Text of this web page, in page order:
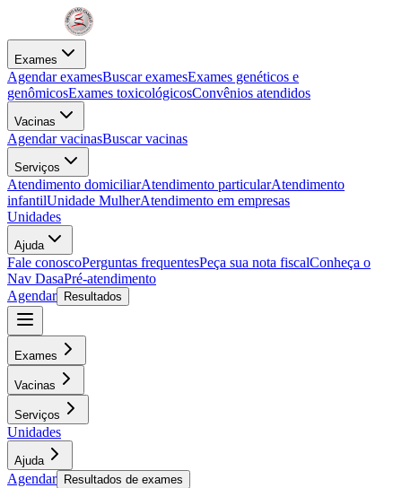
Exames
Agendar examesBuscar examesExames genéticos e
genômicosExames toxicológicosConvênios atendidos
Vacinas
Agendar vacinasBuscar vacinas
Serviços
Atendimento domiciliarAtendimento particularAtendimento
infantilUnidade MulherAtendimento em empresas
Unidades
Ajuda
Fale conoscoPerguntas frequentesPeça sua nota fiscalConheça o
Nav DasaPré-atendimento
Agendar
Resultados
Exames
Vacinas
Serviços
Unidades
Ajuda
Agendar Resultados de exames